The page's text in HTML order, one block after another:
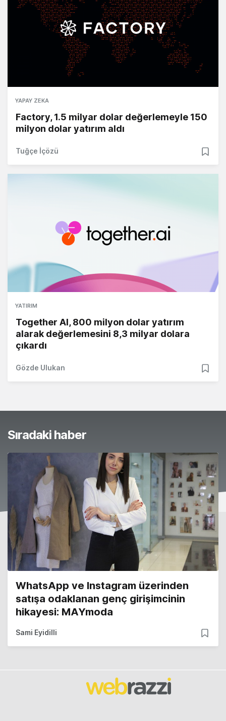
YAPAY ZEKA
Factory, 1.5 milyar dolar değerlemeyle 150
milyon dolar yatırım aldı
Tuğçe İçözü
YATIRIM
Together AI, 800 milyon dolar yatırım
alarak değerlemesini 8,3 milyar dolara
çıkardı
Gözde Ulukan
Sıradaki haber
WhatsApp ve Instagram üzerinden
satışa odaklanan genç girişimcinin
hikayesi: MAYmoda
Sami Eyidilli